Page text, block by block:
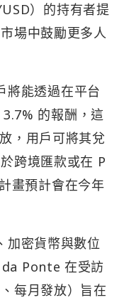
）的持有者提
場中鼓勵更多人
將能透過在平台
的報酬，這
，用戶可將其兌
跨境匯款或在 P
畫預計會在今年
加密貨幣與數位
Ponte 在受訪
每月發放）旨在